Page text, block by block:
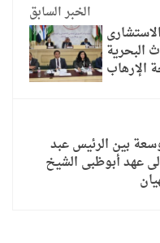
الخبر السابق
البحرية
الإرهاب
بين الرئيس عبد
عهد أبوظبى الشيخ